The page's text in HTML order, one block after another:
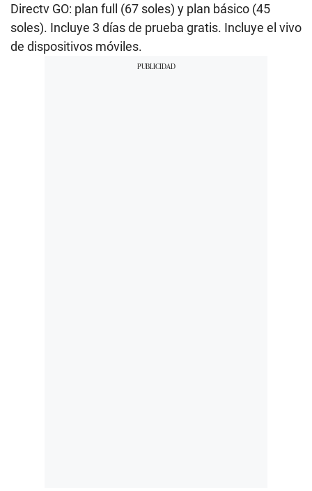
Directv GO: plan full (67 soles) y plan básico (45
soles). Incluye 3 días de prueba gratis. Incluye el vivo
de dispositivos móviles.